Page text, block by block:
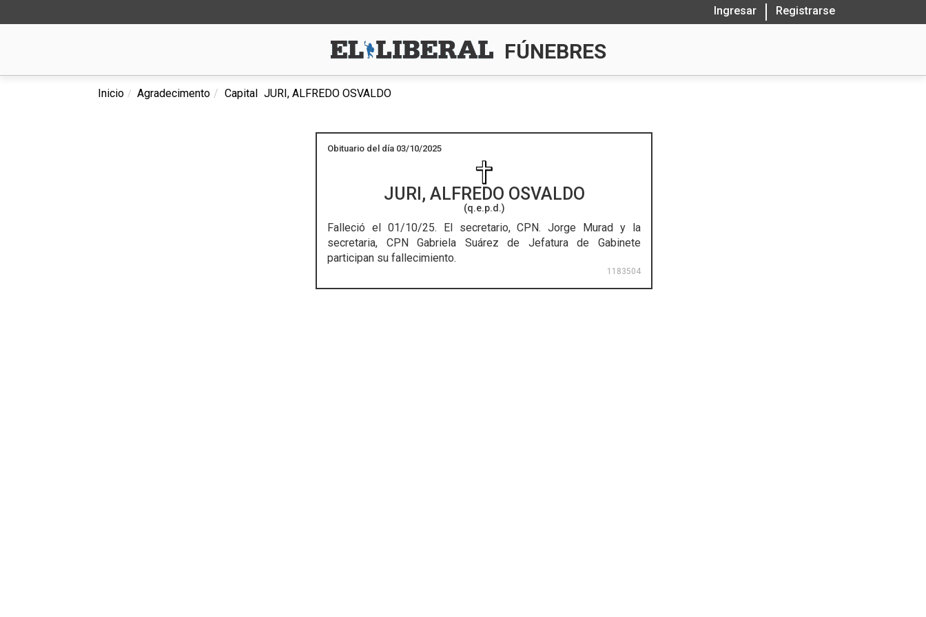
Ingresar Registrarse
FÚNEBRES
Inicio Agradecimento Capital JURI, ALFREDO OSVALDO
Obituario del día 03/10/2025
JURI, ALFREDO OSVALDO
(q.e.p.d.)
Falleció el 01/10/25. El secretario, CPN. Jorge Murad y la
secretaria, CPN Gabriela Suárez de Jefatura de Gabinete
participan su fallecimiento.
1183504